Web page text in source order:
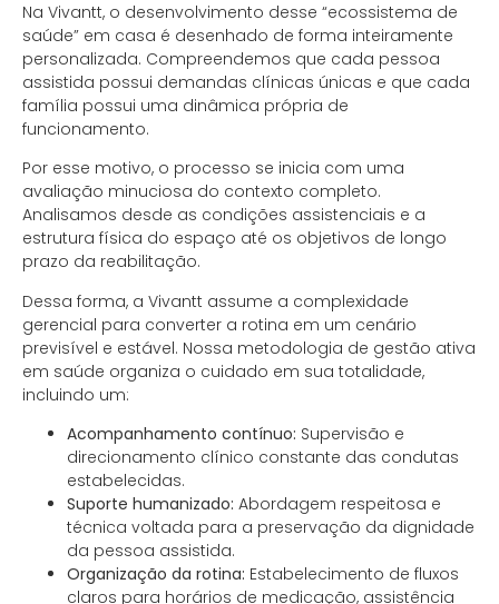
Na Vivantt, o desenvolvimento desse “ecossistema de
saúde” em casa é desenhado de forma inteiramente
personalizada. Compreendemos que cada pessoa
assistida possui demandas clínicas únicas e que cada
família possui uma dinâmica própria de
funcionamento.
Por esse motivo, o processo se inicia com uma
avaliação minuciosa do contexto completo.
Analisamos desde as condições assistenciais e a
estrutura física do espaço até os objetivos de longo
prazo da reabilitação.
Dessa forma, a Vivantt assume a complexidade
gerencial para converter a rotina em um cenário
previsível e estável. Nossa metodologia de gestão ativa
em saúde organiza o cuidado em sua totalidade,
incluindo um:
Acompanhamento contínuo: Supervisão e
direcionamento clínico constante das condutas
estabelecidas.
Suporte humanizado: Abordagem respeitosa e
técnica voltada para a preservação da dignidade
da pessoa assistida.
Organização da rotina: Estabelecimento de fluxos
claros para horários de medicação, assistência